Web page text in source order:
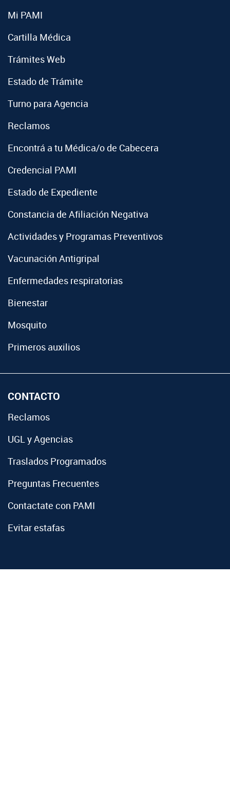
Mi PAMI
Cartilla Médica
Trámites Web
Estado de Trámite
Turno para Agencia
Reclamos
Encontrá a tu Médica/o de Cabecera
Credencial PAMI
Estado de Expediente
Constancia de Afiliación Negativa
Actividades y Programas Preventivos
Vacunación Antigripal
Enfermedades respiratorias
Bienestar
Mosquito
Primeros auxilios
CONTACTO
Reclamos
UGL y Agencias
Traslados Programados
Preguntas Frecuentes
Contactate con PAMI
Evitar estafas